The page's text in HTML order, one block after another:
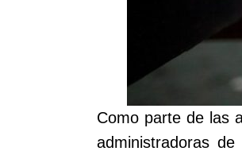
Como parte de las
administradoras